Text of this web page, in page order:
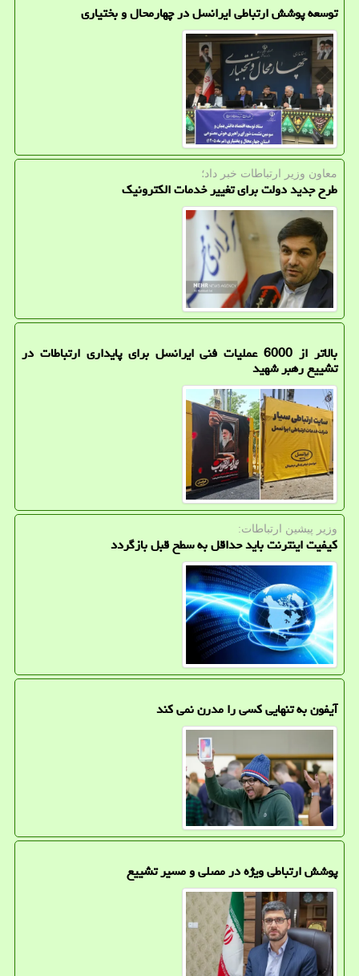
توسعه پوشش ارتباطی ایرانسل در چهارمحال و بختیاری
معاون وزیر ارتباطات خبر داد؛
طرح جدید دولت برای تغییر خدمات الکترونیک
بالاتر از 6000 عملیات فنی ایرانسل برای پایداری ارتباطات در
تشییع رهبر شهید
وزیر پیشین ارتباطات:
کیفیت اینترنت باید حداقل به سطح قبل بازگردد
آیفون به تنهایی کسی را مدرن نمی کند
پوشش ارتباطی ویژه در مصلی و مسیر تشییع